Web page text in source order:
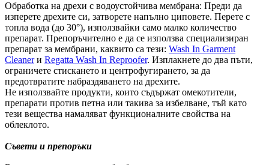
Обработка на дрехи с водоустойчива мембрана: Преди да
изперете дрехите си, затворете напълно циповете. Перете с
топла вода (до 30°), използвайки само малко количество
препарат. Препоръчително е да се използва специализиран
препарат за мембрани, каквито са тези: Wash In Garment
Cleanerи Regatta Wash In Reproofer. Изплакнете до два пъти,
ограничете стискането и центрофугирането, за да
предотвратите набраздяването на дрехите.
Не използвайте продукти, които съдържат омекотители,
препарати против петна или такива за избелване, тъй като
тези вещества намаляват функционалните свойства на
облеклото.
Съвети и препоръки